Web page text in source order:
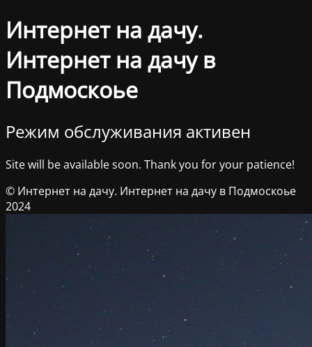
Интернет на дачу.
Интернет на дачу в
Подмоскоье
Режим обслуживания активен
Site will be available soon. Thank you for your patience!
© Интернет на дачу. Интернет на дачу в Подмоскоье
2024